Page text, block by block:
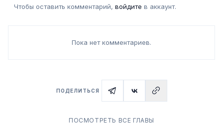
Чтобы оставить комментарий, войдите в аккаунт.
Пока нет комментариев.
ПОДЕЛИТЬСЯ
ПОСМОТРЕТЬ ВСЕ ГЛАВЫ